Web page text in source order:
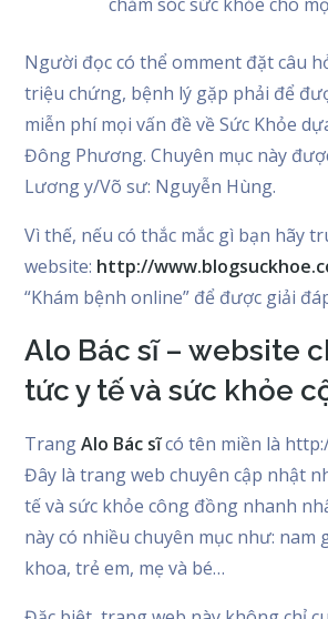
Người đọc có thể omment đặt câu
triệu chứng, bệnh lý gặp phải để
miễn phí mọi vấn đề về Sức Khỏe
Đông Phương. Chuyên mục này
Lương y/Võ sư: Nguyễn Hùng.
Vì thế, nếu có thắc mắc gì bạn hãy
website: http://
“Khám bệnh online” để được giải
Alo Bác sĩ – website
tức y tế và sức khỏe
TrangAlo Bác sĩcó tên miền là
Đây là trang web chuyên cập nhật
tế và sức khỏe công đồng nhanh
này có nhiều chuyên mục như: nam
khoa, trẻ em, mẹ và bé…